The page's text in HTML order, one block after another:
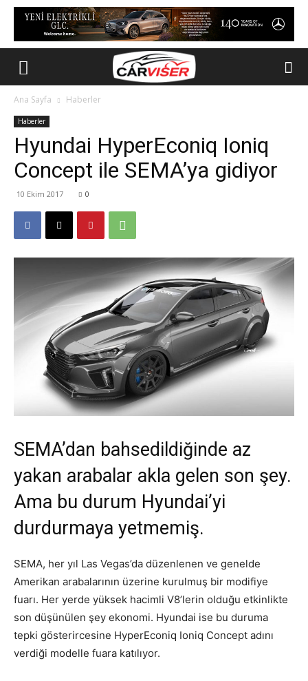
Ana Sayfa Haberler
Haberler
Hyundai HyperEconiq Ioniq
Concept ile SEMA’ya gidiyor
10 Ekim 2017 0
SEMA’dan bahsedildiğinde az
yakan arabalar akla gelen son şey.
Ama bu durum Hyundai’yi
durdurmaya yetmemiş.
SEMA, her yıl Las Vegas’da düzenlenen ve genelde
Amerikan arabalarının üzerine kurulmuş bir modifiye
fuarı. Her yerde yüksek hacimli V8’lerin olduğu etkinlikte
son düşünülen şey ekonomi. Hyundai ise bu duruma
tepki gösterircesine HyperEconiq Ioniq Concept adını
verdiği modelle fuara katılıyor.